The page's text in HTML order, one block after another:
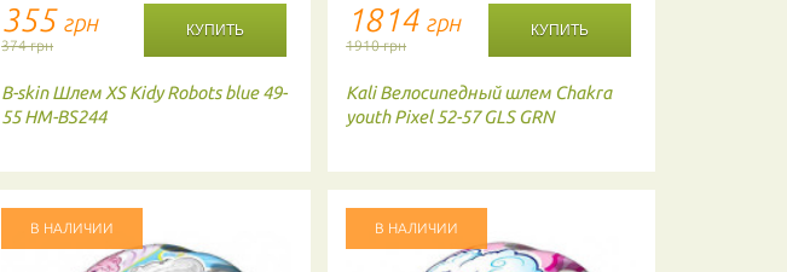
355 грн
374 грн
B-skin Шлем XS Kidy Robots blue 49-
55 HM-BS244
В НАЛИЧИИ
1814 грн
1910 грн
Kali Велосипедный шлем Chakra
youth Pixel 52-57 GLS GRN
В НАЛИЧИИ